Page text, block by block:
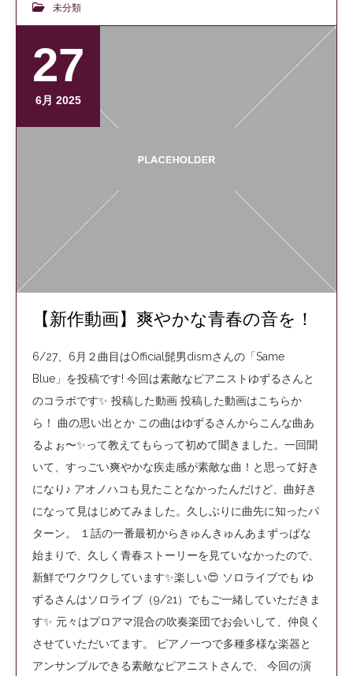
未分類
27
6月 2025
【新作動画】爽やかな青春の音を！
6/27、6月２曲目はOfficial髭男dismさんの「Same
Blue」を投稿です! 今回は素敵なピアニストゆずるさんと
のコラボです✨ 投稿した動画 投稿した動画はこちらか
ら！ 曲の思い出とか この曲はゆずるさんからこんな曲あ
るよぉ〜✨って教えてもらって初めて聞きました。一回聞
いて、すっごい爽やかな疾走感が素敵な曲！と思って好き
になり♪ アオノハコも見たことなかったんだけど、曲好き
になって見はじめてみました。久しぶりに曲先に知ったパ
ターン。 １話の一番最初からきゅんきゅんあまずっぱな
始まりで、久しく青春ストーリーを見ていなかったので、
新鮮でワクワクしています✨楽しい😍 ソロライブでも ゆ
ずるさんはソロライブ（9/21）でもご一緒していただきま
す✨ 元々はプロアマ混合の吹奏楽団でお会いして、仲良く
させていただいてます。 ピアノ一つで多種多様な楽器と
アンサンブルできる素敵なピアニストさんで、 今回の演